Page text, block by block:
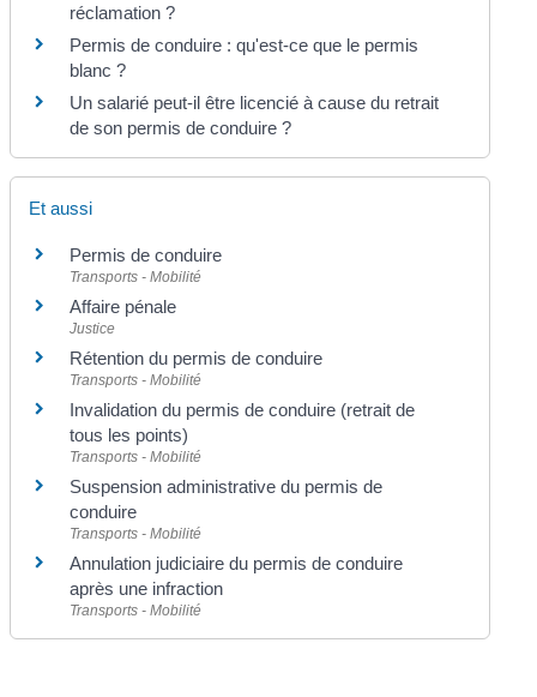
réclamation ?
Permis de conduire : qu'est-ce que le permis
blanc ?
Un salarié peut-il être licencié à cause du retrait
de son permis de conduire ?
Et aussi
Permis de conduire
Transports - Mobilité
Affaire pénale
Justice
Rétention du permis de conduire
Transports - Mobilité
Invalidation du permis de conduire (retrait de
tous les points)
Transports - Mobilité
Suspension administrative du permis de
conduire
Transports - Mobilité
Annulation judiciaire du permis de conduire
après une infraction
Transports - Mobilité